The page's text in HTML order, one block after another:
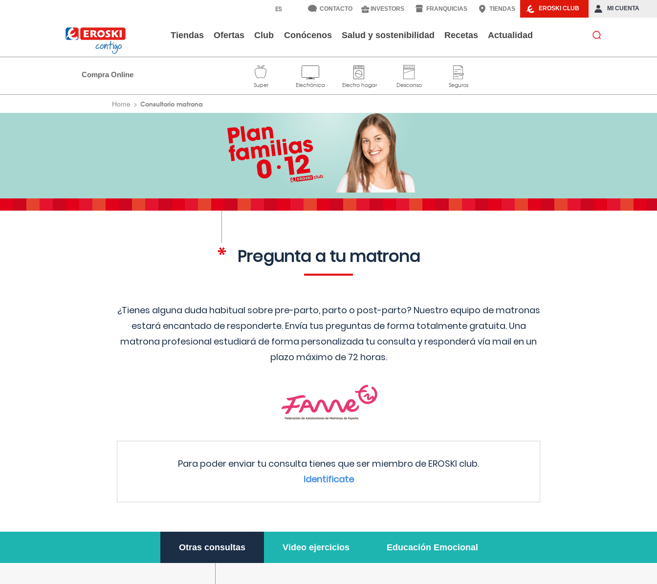
EROSKI CLUB MI CUENTA
CONTACTO INVESTORS FRANQUICIAS TIENDAS
Tiendas Ofertas Club Conócenos Salud y sostenibilidad Recetas Actualidad
Compra Online
Home Consultorio matrona
Pregunta a tu matrona
¿Tienes alguna duda habitual sobre pre-parto, parto o post-parto? Nuestro equipo de matronas
estará encantado de responderte. Envía tus preguntas de forma totalmente gratuita. Una
matrona profesional estudiará de forma personalizada tu consulta y responderá vía mail en un
plazo máximo de 72 horas.
Para poder enviar tu consulta tienes que ser miembro de EROSKI club.
Identificate
Otras consultas Video ejercicios Educación Emocional